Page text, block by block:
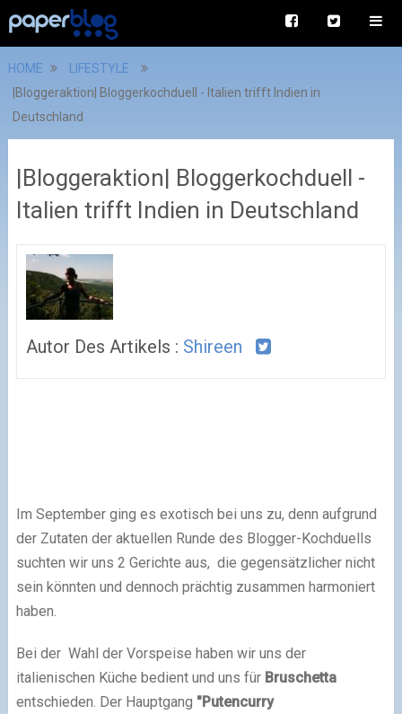
HOME
LIFESTYLE
|Bloggeraktion| Bloggerkochduell - Italien trifft Indien in
Deutschland
|Bloggeraktion| Bloggerkochduell -
Italien trifft Indien in Deutschland
Autor Des Artikels : Shireen
Im September ging es exotisch bei uns zu, denn aufgrund
der Zutaten der aktuellen Runde des Blogger-Kochduells
suchten wir uns 2 Gerichte aus, die gegensätzlicher nicht
sein könnten und dennoch prächtig zusammen harmoniert
haben.
Bei der Wahl der Vorspeise haben wir uns der
italienischen Küche bedient und uns für Bruschetta
entschieden. Der Hauptgang "Putencurry